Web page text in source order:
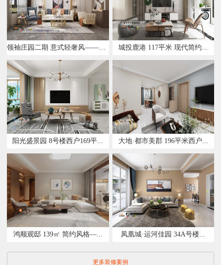
阳光盛景园 8号楼西户169平...
鸿顺观邸 139㎡ 简约风格—...
城投鹿港 117平米 现代简约...
大地·都市美郡 196平米西户...
凤凰城·运河佳园 34A号楼...
更多装修案例